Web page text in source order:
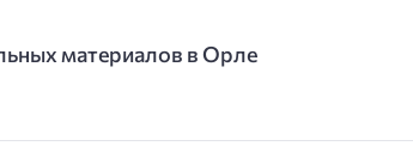
материалов в Орле